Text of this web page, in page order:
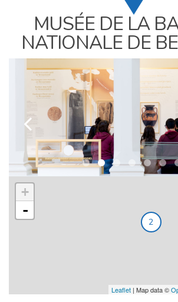
MUSÉE DE LA
NATIONALE DE
k
2
+
-
Leaflet | Map data ©